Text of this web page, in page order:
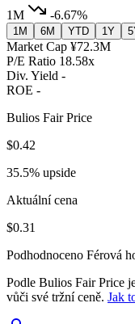
1M
-6.67%
1M 6M YTD 1Y
Market Cap ¥72.3M
P/E Ratio 18.58x
Div. Yield -
ROE -
Bulios Fair Price
$0.42
35.5% upside
Aktuální cena
$0.31
Podhodnoceno Férová
Podle Bulios Fair Price
vůči své tržní ceně. Jak